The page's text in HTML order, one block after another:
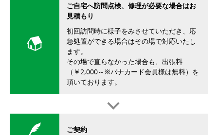
ご自宅へ訪問点検、修理が必要な場合はお
見積もり
初回訪問時に様子をみさせていただき、応
急処置ができる場合はその場で対応いたし
ます。
その場で直らなかった場合も、出張料
（￥2,000～※パナカード会員様は無料）を
頂いております。
ご契約